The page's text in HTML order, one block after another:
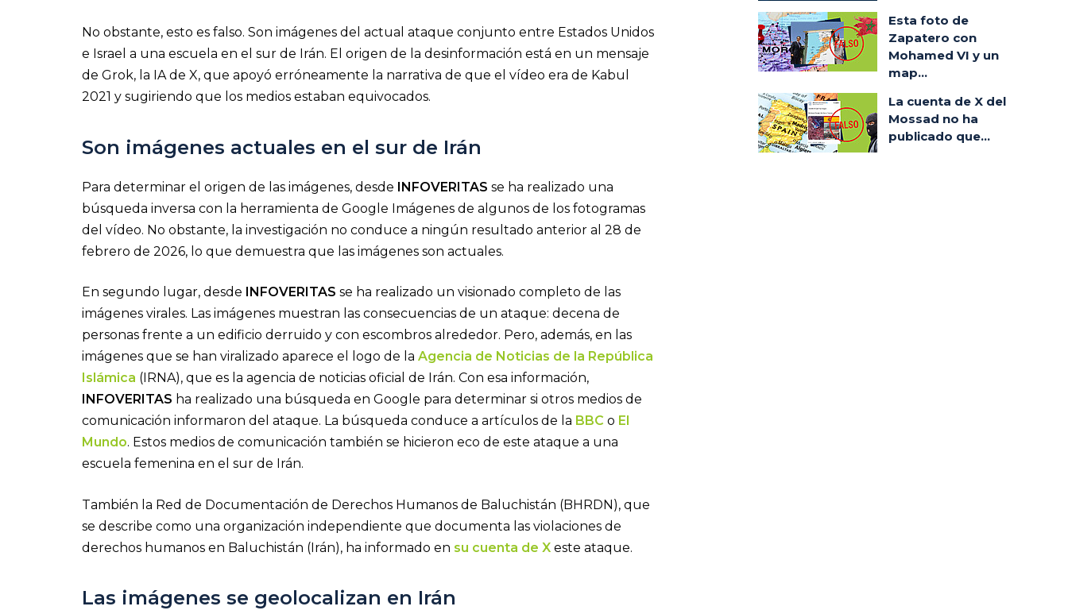
No obstante, esto es falso. Son imágenes del actual ataque conjunto entre Estados Unidos
e Israel a una escuela en el sur de Irán. El origen de la desinformación está en un mensaje
de Grok, la IA de X, que apoyó erróneamente la narrativa de que el vídeo era de Kabul
2021 y sugiriendo que los medios estaban equivocados.
Son imágenes actuales en el sur de Irán
Para determinar el origen de las imágenes, desde INFOVERITAS se ha realizado una
búsqueda inversa con la herramienta de Google Imágenes de algunos de los fotogramas
del vídeo. No obstante, la investigación no conduce a ningún resultado anterior al 28 de
febrero de 2026, lo que demuestra que las imágenes son actuales.
En segundo lugar, desde INFOVERITAS se ha realizado un visionado completo de las
imágenes virales. Las imágenes muestran las consecuencias de un ataque: decena de
personas frente a un edificio derruido y con escombros alrededor. Pero, además, en las
imágenes que se han viralizado aparece el logo de la Agencia de Noticias de la República
Islámica (IRNA), que es la agencia de noticias oficial de Irán. Con esa información,
INFOVERITAS ha realizado una búsqueda en Google para determinar si otros medios de
comunicación informaron del ataque. La búsqueda conduce a artículos de la BBC o El
Mundo. Estos medios de comunicación también se hicieron eco de este ataque a una
escuela femenina en el sur de Irán.
También la Red de Documentación de Derechos Humanos de Baluchistán (BHRDN), que
se describe como una organización independiente que documenta las violaciones de
derechos humanos en Baluchistán (Irán), ha informado en su cuenta de X este ataque.
Las imágenes se geolocalizan en Irán
Esta foto de
Zapatero con
Mohamed VI y un
map...
La cuenta de X del
Mossad no ha
publicado que...